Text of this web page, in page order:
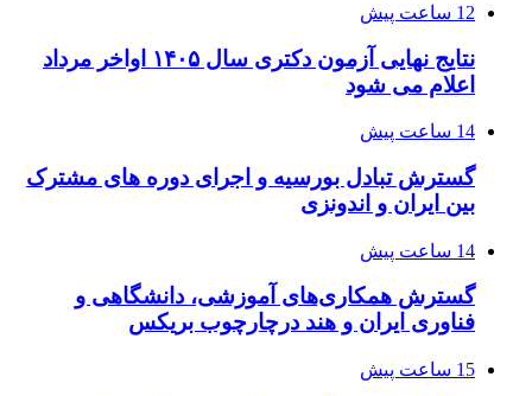
12 ساعت پیش
نتایج نهایی آزمون دکتری سال ۱۴۰۵ اواخر مرداد
اعلام می شود
14 ساعت پیش
گسترش تبادل بورسیه و اجرای دوره های مشترک
بین ایران و اندونزی
14 ساعت پیش
گسترش همکاری‌های آموزشی، دانشگاهی و
فناوری ایران و هند درچارچوب بریکس
15 ساعت پیش